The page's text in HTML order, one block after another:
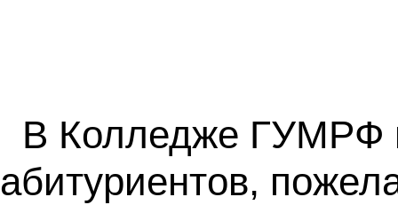
В Колледже ГУМРФ
абитуриентов,